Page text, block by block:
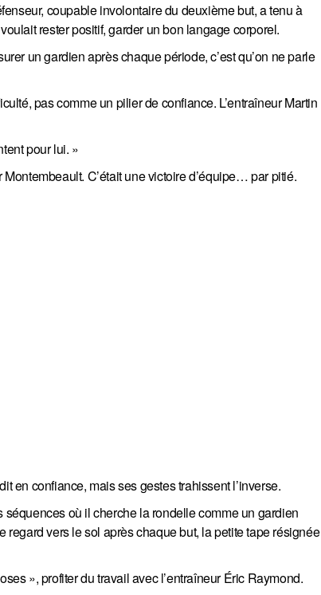
coupable involontaire du deuxième but, a tenu à
rester positif, garder un bon langage corporel.
un gardien après chaque période, c’est qu’on ne parle
pas comme un pilier de confiance. L’entraîneur Martin
pour lui. »
C’était une victoire d’équipe… par pitié.
en confiance, mais ses gestes trahissent l’inverse.
où il cherche la rondelle comme un gardien
vers le sol après chaque but, la petite tape résignée
», profiter du travail avec l’entraîneur Éric Raymond.